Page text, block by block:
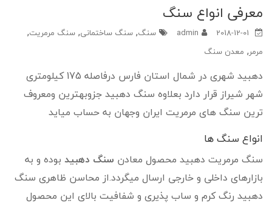
معرفی انواع سنگ
2018-12-01
admin سنگ, سنگ ساختمانی, سنگ مرمریت,
مرمر, معدن سنگ
دهبید شهری در شمال استان فارس درفاصله 175 کیلومتری
شهر شیراز قرار دارد بعلاوه سنگ دهبید جزوبهترین ومعروف
ترین سنگ های مرمریت ایران وجهان به حساب میاید
انواع سنگ ها
سنگ مرمریت دهبید محصول معادن سنگ دهبید بوده و به
بازارهای داخلی و خارجی ارسال میگردد.از محاسن ظاهری سنگ
دهبید رنگ کرم و ساب پذیری و شفافیت بالای این محصول